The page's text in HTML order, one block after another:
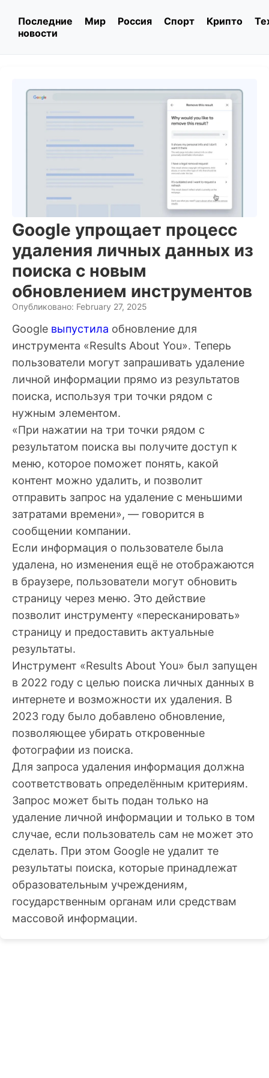
Последние
новости
Мир Россия Спорт Крипто
Google упрощает процесс
удаления личных данных из
поиска с новым
обновлением инструментов
Опубликовано: February 27, 2025
Google выпустила обновление для
инструмента «Results About You». Теперь
пользователи могут запрашивать удаление
личной информации прямо из результатов
поиска, используя три точки рядом с
нужным элементом.
«При нажатии на три точки рядом с
результатом поиска вы получите доступ к
меню, которое поможет понять, какой
контент можно удалить, и позволит
отправить запрос на удаление с меньшими
затратами времени», — говорится в
сообщении компании.
Если информация о пользователе была
удалена, но изменения ещё не отображаются
в браузере, пользователи могут обновить
страницу через меню. Это действие
позволит инструменту «пересканировать»
страницу и предоставить актуальные
результаты.
Инструмент «Results About You» был запущен
в 2022 году с целью поиска личных данных в
интернете и возможности их удаления. В
2023 году было добавлено обновление,
позволяющее убирать откровенные
фотографии из поиска.
Для запроса удаления информация должна
соответствовать определённым критериям.
Запрос может быть подан только на
удаление личной информации и только в том
случае, если пользователь сам не может это
сделать. При этом Google не удалит те
результаты поиска, которые принадлежат
образовательным учреждениям,
государственным органам или средствам
массовой информации.